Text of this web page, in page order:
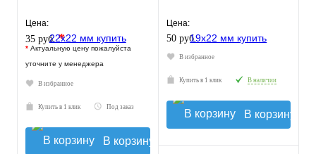
Цена:
35 руб.*
* Актуальную цену пожалуйста
уточните у менеджера
В избранное
Купить в 1 клик Под заказ
В корзину
Цена:
50 руб.
В избранное
Купить в 1 клик В наличии
В корзину